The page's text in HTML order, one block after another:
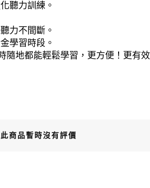
聽力訓練。
力不間斷。
學習時段。
隨地都能輕鬆學習，更方便！更有
此商品暫時沒有評價